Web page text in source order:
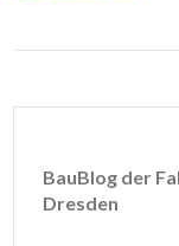
BauBlog der
Dresden